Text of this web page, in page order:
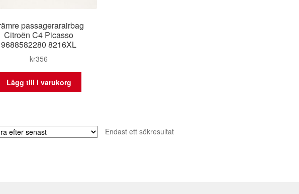
passagerarairbag
Citroën C4 Picasso
9688582280 8216XL
kr356
Lägg till i varukorg
Endast ett sökresultat